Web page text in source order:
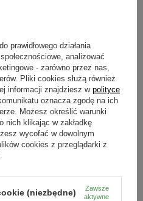
-
Jesienne nawożenie roślin –
przygotować ogród na zimę?
Jesienne nawożenie to kluczowy
który pomoże wzmocnić rośliny przed
nadejściem zimy i przygotować je
bujnego wzrostu wiosną.
prawidłowego działania
analizować
- zarówno przez nas,
Pliki cookies służą również
informacji znajdziesz w polityce
oznacza zgodę na ich
Możesz określić warunki
nich klikając w zakładkę
wycofać w dowolnym
cookies z przeglądarki z
(niezbędne)
Zawsze
aktywne